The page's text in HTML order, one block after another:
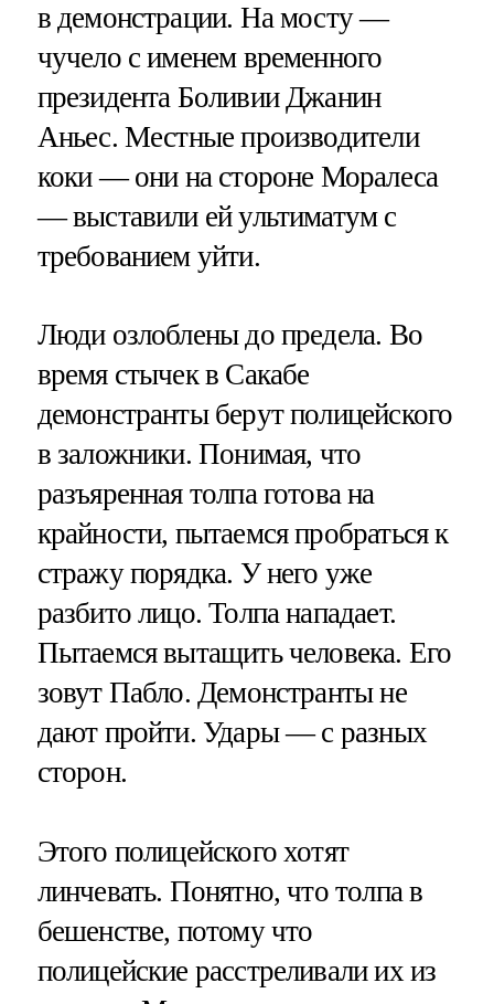
в демонстрации. На мосту —
чучело с именем временного
президента Боливии Джанин
Аньес. Местные производители
коки — они на стороне Моралеса
— выставили ей ультиматум с
требованием уйти.
Люди озлоблены до предела. Во
время стычек в Сакабе
демонстранты берут полицейского
в заложники. Понимая, что
разъяренная толпа готова на
крайности, пытаемся пробраться к
стражу порядка. У него уже
разбито лицо. Толпа нападает.
Пытаемся вытащить человека. Его
зовут Пабло. Демонстранты не
дают пройти. Удары — с разных
сторон.
Этого полицейского хотят
линчевать. Понятно, что толпа в
бешенстве, потому что
полицейские расстреливали их из